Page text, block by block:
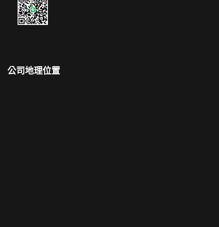
公司地理位置